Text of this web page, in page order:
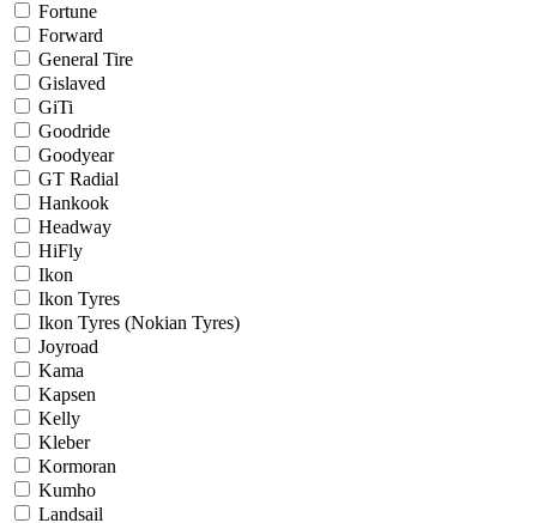
Fortune
Forward
General Tire
Gislaved
GiTi
Goodride
Goodyear
GT Radial
Hankook
Headway
HiFly
Ikon
Ikon Tyres
Ikon Tyres (Nokian Tyres)
Joyroad
Kama
Kapsen
Kelly
Kleber
Kormoran
Kumho
Landsail